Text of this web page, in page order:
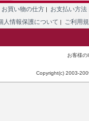
お買い物の仕方 | お支払い方法
人情報保護について | ご利用
お客様
Copyright(c) 2003-